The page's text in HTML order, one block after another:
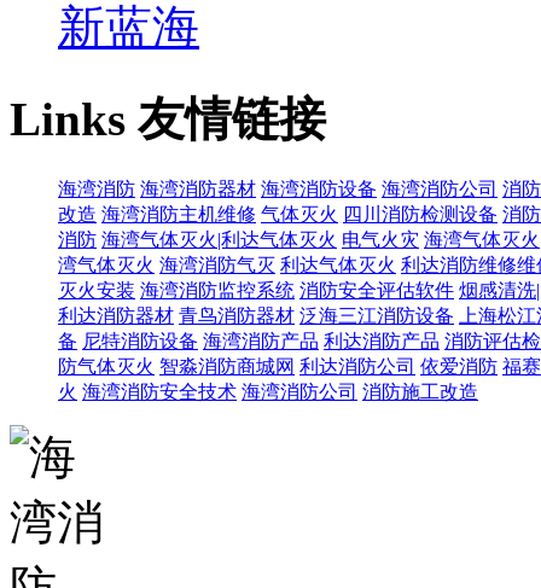
新蓝海
Links友情链接
海湾消防 海湾消防器材 海湾消防设备 海湾消防公司 消
改造 海湾消防主机维修 气体灭火 四川消防检测设备 消
消防 海湾气体灭火|利达气体灭火 电气火灾 海湾气体灭
湾气体灭火 海湾消防气灭 利达气体灭火 利达消防维修维
灭火安装 海湾消防监控系统 消防安全评估软件 烟感清洗
利达消防器材 青鸟消防器材 泛海三江消防设备
上海松
备 尼特消防设备 海湾消防产品 利达消防产品 消防评估
防气体灭火 智淼消防商城网 利达消防公司 依爱消防 福
火 海湾消防安全技术 海湾消防公司 消防施工改造